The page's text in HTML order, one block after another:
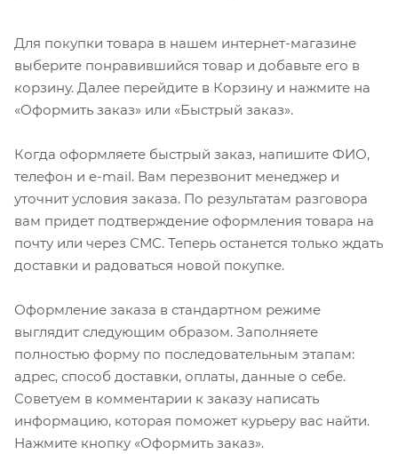
Для покупки товара в нашем интернет-магазине
выберите понравившийся товар и добавьте его в
корзину. Далее перейдите в Корзину и нажмите на
«Оформить заказ» или «Быстрый заказ».
Когда оформляете быстрый заказ, напишите ФИО,
телефон и e-mail. Вам перезвонит менеджер и
уточнит условия заказа. По результатам разговора
вам придет подтверждение оформления товара на
почту или через СМС. Теперь останется только ждать
доставки и радоваться новой покупке.
Оформление заказа в стандартном режиме
выглядит следующим образом. Заполняете
полностью форму по последовательным этапам:
адрес, способ доставки, оплаты, данные о себе.
Советуем в комментарии к заказу написать
информацию, которая поможет курьеру вас найти.
Нажмите кнопку «Оформить заказ».